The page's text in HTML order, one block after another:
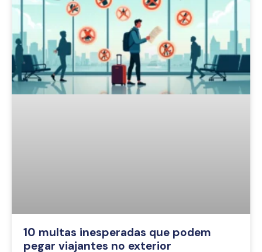
10 multas inesperadas que podem
pegar viajantes no exterior